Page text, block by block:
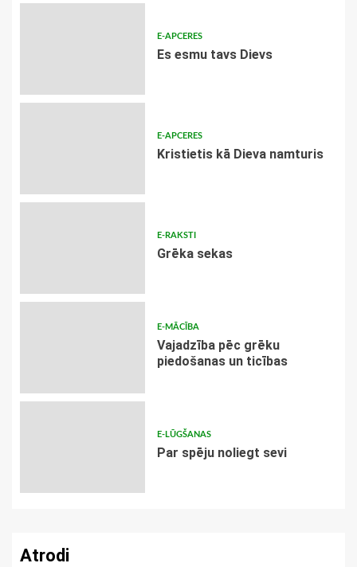
E-APCERES
Es esmu tavs Dievs
E-APCERES
Kristietis kā Dieva namturis
E-RAKSTI
Grēka sekas
E-MĀCĪBA
Vajadzība pēc grēku
piedošanas un ticības
E-LŪGŠANAS
Par spēju noliegt sevi
Atrodi